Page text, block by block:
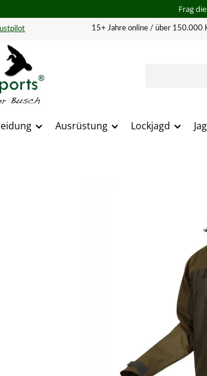
Frag
15+ Jahre online / über 150.000
Ausrüstung Lockjagd